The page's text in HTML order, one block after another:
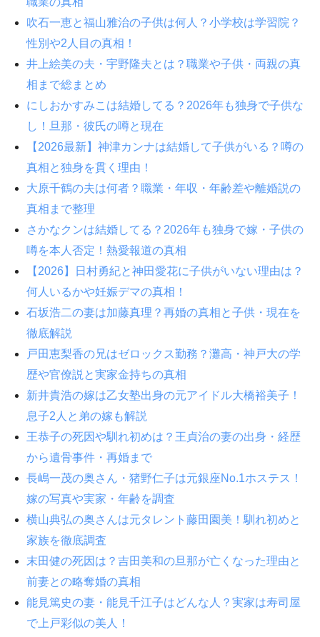
吹石一恵と福山雅治の子供は何人？小学校は学習院？
性別や2人目の真相！
井上絵美の夫・宇野隆夫とは？職業や子供・両親の真
相まで総まとめ
にしおかすみこは結婚してる？2026年も独身で子供な
し！旦那・彼氏の噂と現在
【2026最新】神津カンナは結婚して子供がいる？噂の
真相と独身を貫く理由！
大原千鶴の夫は何者？職業・年収・年齢差や離婚説の
真相まで整理
さかなクンは結婚してる？2026年も独身で嫁・子供の
噂を本人否定！熱愛報道の真相
【2026】日村勇紀と神田愛花に子供がいない理由は？
何人いるかや妊娠デマの真相！
石坂浩二の妻は加藤真理？再婚の真相と子供・現在を
徹底解説
戸田恵梨香の兄はゼロックス勤務？灘高・神戸大の学
歴や官僚説と実家金持ちの真相
新井貴浩の嫁は乙女塾出身の元アイドル大橋裕美子！
息子2人と弟の嫁も解説
王恭子の死因や馴れ初めは？王貞治の妻の出身・経歴
から遺骨事件・再婚まで
長嶋一茂の奥さん・猪野仁子は元銀座No.1ホステス！
嫁の写真や実家・年齢を調査
横山典弘の奥さんは元タレント藤田園美！馴れ初めと
家族を徹底調査
末田健の死因は？吉田美和の旦那が亡くなった理由と
前妻との略奪婚の真相
能見篤史の妻・能見千江子はどんな人？実家は寿司屋
で上戸彩似の美人！